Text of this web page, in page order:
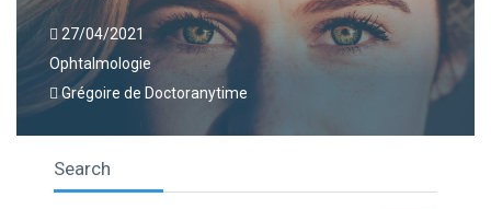
27/04/2021
Ophtalmologie
Grégoire de Doctoranytime
Search